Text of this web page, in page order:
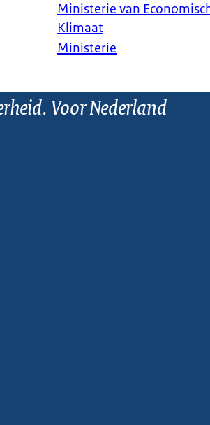
Ministerie van
Klimaat
Ministerie
Voor Nederland